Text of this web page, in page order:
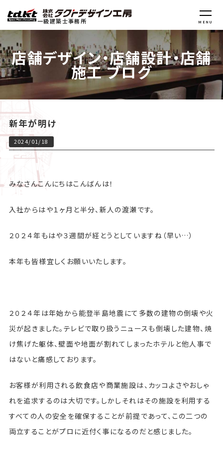
一級建築士事務所 MENU
店舗デザイン・店舗設計・店舗
施工 ブログ
新年が明け
2024/01/18
みなさんこんにちはこんばんは！
入社からはや１ヶ月と半分、新人の渡瀬です。
２０２４年もはや３週間が経とうとしていますね（早い…）
本年も皆様宜しくお願いいたします。
２０２４年は年始から能登半島地震にて多数の建物の倒壊や火
災が起きました。テレビで取り扱うニュースも倒壊した建物、焼
け焦げた躯体、壁面や地面が割れてしまったホテルと他人事で
はないと痛感しております。
お客様が利用される飲食店や商業施設は、カッコよさやおしゃ
れを追求するのは大切です。しかしそれはその施設を利用する
すべての人の安全を確保することが前提であって、この二つの
両立することがプロに近付く事になるのだと感じました。